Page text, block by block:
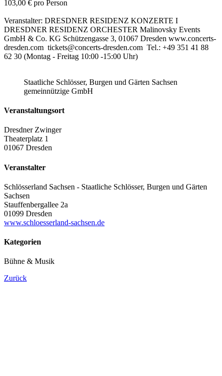
103,00 € pro Person
Veranstalter: DRESDNER RESIDENZ KONZERTE I
DRESDNER RESIDENZ ORCHESTER Malinovsky Events
GmbH & Co. KG Schützengasse 3, 01067 Dresden www.concerts-
dresden.com tickets@concerts-dresden.com Tel.: +49 351 41 88
62 30 (Montag - Freitag 10:00 -15:00 Uhr)
Staatliche Schlösser, Burgen und Gärten Sachsen
gemeinnützige GmbH
Veranstaltungsort
Dresdner Zwinger
Theaterplatz 1
01067 Dresden
Veranstalter
Schlösserland Sachsen - Staatliche Schlösser, Burgen und Gärten
Sachsen
Stauffenbergallee 2a
01099 Dresden
www.schloesserland-sachsen.de
Kategorien
Bühne & Musik
Zurück